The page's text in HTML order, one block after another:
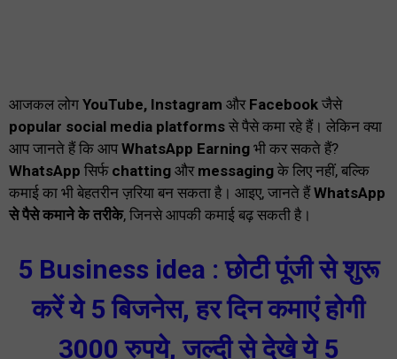
आजकल लोग YouTube, Instagram औरFacebook जैसे
popular social media platforms से पैसे कमा रहे हैं। लेकिन क्या
आप जानते हैं कि आप WhatsApp Earning भी कर सकते हैं?
WhatsApp सिर्फchatting और messaging के लिए नहीं, बल्कि
कमाई का भी बेहतरीन ज़रिया बन सकता है। आइए, जानते हैंWhatsApp
से पैसे कमाने के तरीके, जिनसे आपकी कमाई बढ़ सकती है।
5 Business idea : छोटी पूंजी से शुरू
करें ये 5 बिजनेस, हर दिन कमाएं होगी
3000 रुपये, जल्दी से देखे ये 5